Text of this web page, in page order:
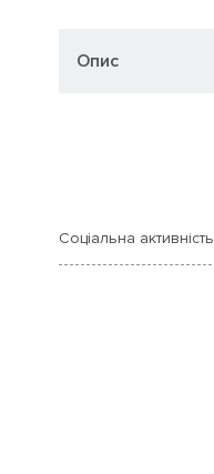
Опис
Соціальна активність